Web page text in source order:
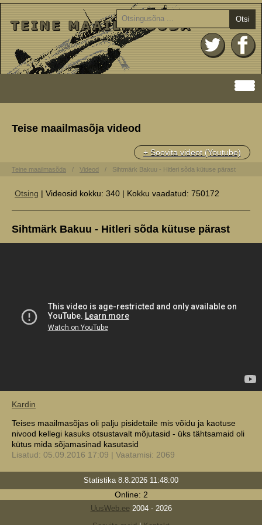
Otsi
Teise maailmasõja videod
+ Soovita videot (Youtube)
Teine maailmasõda Videod Sihtmärk Bakuu - Hitleri sõda kütuse pärast
Otsing | Videosid kokku: 340 | Kokku vaadatud: 750172
Sihtmärk Bakuu - Hitleri sõda kütuse pärast
Kardin
Teises maailmasõjas oli palju pisidetaile mis võidu ja kaotuse
nivood kellegi kasuks otsustavalt mõjutasid - üks tähtsamaid oli
kütus mida sõjamasinad kasutasid
Lisatud: 05.09.2016 17:09 | Vaatamisi: 2069
Statistika 8.8.2026 11:48:00
Online: 2
UusWeb.ee2004 - 2026